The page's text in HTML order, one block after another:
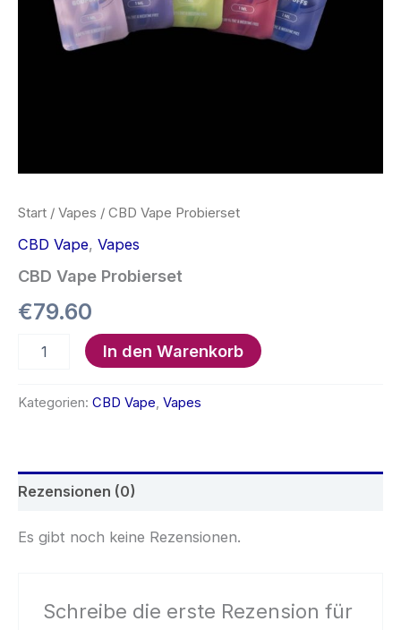
Start / Vapes / CBD Vape Probierset
CBD Vape, Vapes
CBD Vape Probierset
€79.60
Vape
Menge
In den Warenkorb
Kategorien: CBD Vape, Vapes
Rezensionen (0)
Es gibt noch keine Rezensionen.
Schreibe die erste Rezension für